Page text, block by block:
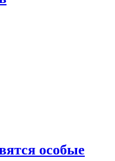
особые